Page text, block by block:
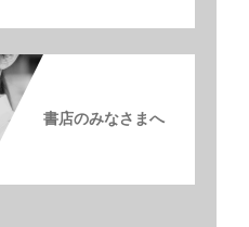
書店のみなさまへ